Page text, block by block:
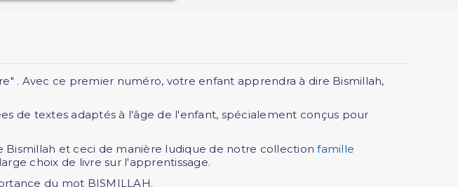
. Avec ce premier numéro, votre enfant apprendra à dire Bismillah,
de textes adaptés à l'âge de l'enfant, spécialement conçus pour
Bismillah et ceci de manière ludique de notre collectionfamille
choix de livre sur l'apprentissage.
du mot BISMILLAH.